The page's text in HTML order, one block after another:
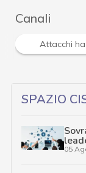
Canali
Attacchi
SPAZIO
05